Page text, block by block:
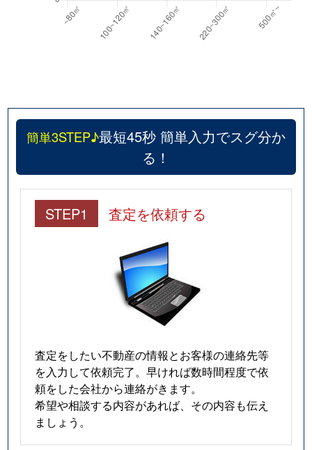
簡単3STEP♪最短45秒 簡単入力でスグ分か
る！
STEP1 査定を依頼する
査定をしたい不動産の情報とお客様の連絡先等
を入力して依頼完了。早ければ数時間程度で依
頼をした会社から連絡がきます。
希望や相談する内容があれば、その内容も伝え
ましょう。